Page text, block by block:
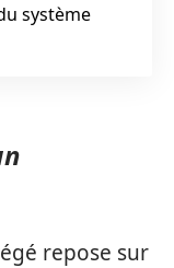
système
repose sur